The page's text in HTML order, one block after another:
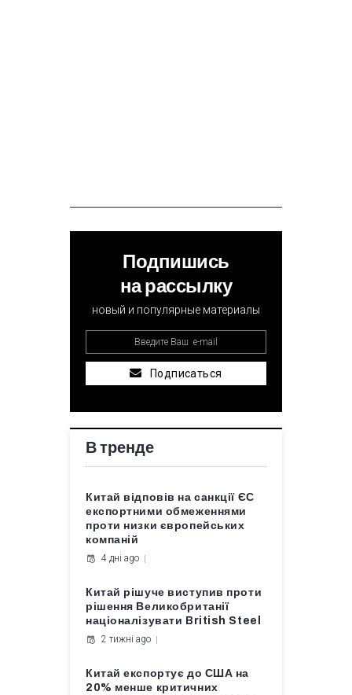
Подпишись
на рассылку
новый и популярные материалы
Подписаться
В тренде
Китай відповів на санкції ЄС
експортними обмеженнями
проти низки європейських
компаній
4 дні ago
Китай рішуче виступив проти
рішення Великобританії
націоналізувати British Steel
2 тижні ago
Китай експортує до США на
20% менше критичних